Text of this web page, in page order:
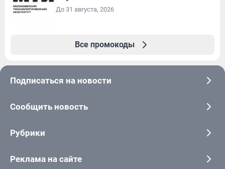
До 31 августа, 2026
Все промокоды
Подписаться на новости
Сообщить новость
Рубрики
Реклама на сайте